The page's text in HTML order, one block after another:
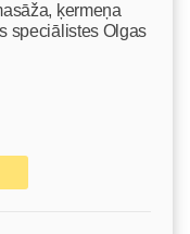
ķermeņa
speciālistes Olgas